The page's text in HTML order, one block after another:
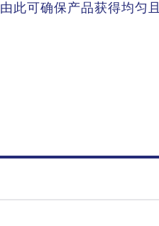
由此可确保产品获得均匀